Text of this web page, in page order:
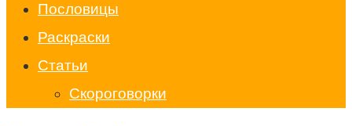
Пословицы
Раскраски
Статьи
Скороговорки